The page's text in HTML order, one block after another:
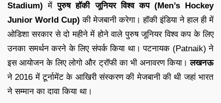
Stadium)मेंपुरुष हॉकी जूनियर विश्व कप (Men’s Hockey
Junior World Cup) की मेजबानी करेगा। हॉकी इंडिया ने हाल ही में
ओडिशा सरकार से दो महीने में होने वाले पुरुष जूनियर विश्व कप के लिए
उनका समर्थन करने के लिए संपर्क किया था। पटनायक (Patnaik) ने
इस आयोजन के लिए लोगो और ट्रॉफी का भी अनावरण किया।लखनऊ
ने 2016 में टूर्नामेंट के आखिरी संस्करण की मेजबानी की थी जहां भारत
ने सम्मान का दावा किया था।